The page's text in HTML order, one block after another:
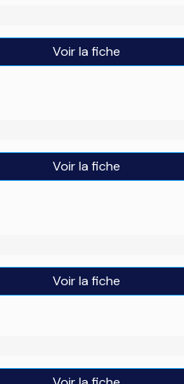
Voir la fiche
Voir la fiche
Voir la fiche